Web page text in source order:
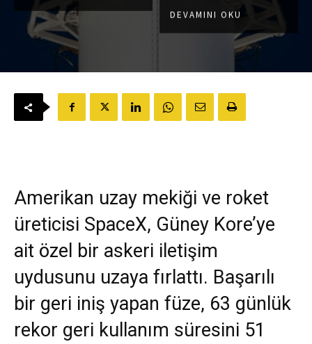
DEVAMINI OKU
Amerikan uzay mekiği ve roket
üreticisi SpaceX, Güney Kore’ye
ait özel bir askeri iletişim
uydusunu uzaya fırlattı. Başarılı
bir geri iniş yapan füze, 63 günlük
rekor geri kullanım süresini 51